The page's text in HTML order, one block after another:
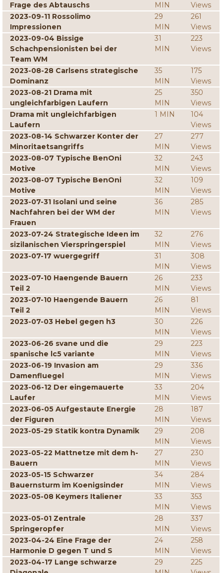
Frage des Abtauschs
MIN
Views
2023-09-11 Rossolimo
Impressionen
29
MIN
261
Views
2023-09-04 Bissige
Schachpensionisten bei der
Team WM
31
MIN
223
Views
2023-08-28 Carlsens strategische
Dominanz
35
MIN
175
Views
2023-08-21 Drama mit
ungleichfarbigen Laufern
25
MIN
350
Views
Drama mit ungleichfarbigen
Laufern
1 MIN
104
Views
2023-08-14 Schwarzer Konter der
Minoritaetsangriffs
27
MIN
277
Views
2023-08-07 Typische BenOni
Motive
32
MIN
243
Views
2023-08-07 Typische BenOni
Motive
32
MIN
109
Views
2023-07-31 Isolani und seine
Nachfahren bei der WM der
Frauen
36
MIN
285
Views
2023-07-24 Strategische Ideen im
sizilanischen Vierspringerspiel
32
MIN
276
Views
2023-07-17 wuergegriff
31
MIN
308
Views
2023-07-10 Haengende Bauern
Teil 2
26
MIN
233
Views
2023-07-10 Haengende Bauern
Teil 2
26
MIN
81
Views
2023-07-03 Hebel gegen h3
30
MIN
226
Views
2023-06-26 svane und die
spanische lc5 variante
29
MIN
223
Views
2023-06-19 Invasion am
Damenfluegel
29
MIN
336
Views
2023-06-12 Der eingemauerte
Laufer
33
MIN
204
Views
2023-06-05 Aufgestaute Energie
der Figuren
28
MIN
187
Views
2023-05-29 Statik kontra Dynamik
29
MIN
208
Views
2023-05-22 Mattnetze mit dem h-
Bauern
27
MIN
230
Views
2023-05-15 Schwarzer
Bauernsturm im Koenigsinder
34
MIN
284
Views
2023-05-08 Keymers Italiener
33
MIN
353
Views
2023-05-01 Zentrale
Springeropfer
28
MIN
337
Views
2023-04-24 Eine Frage der
Harmonie D gegen T und S
24
MIN
258
Views
2023-04-17 Lange schwarze
29
225